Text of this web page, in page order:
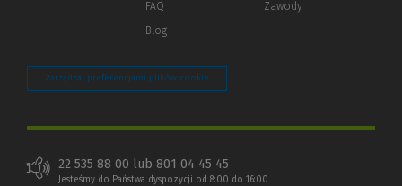
FAQ
Blog
Zawody
Zarządzaj preferencjami plików cookie
22 535 88 00 lub 801 04 45 45
Jesteśmy do Państwa dyspozycji od 8:00 do 16:00